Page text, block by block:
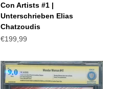
Con Artists #1 |
Unterschrieben Elias
Chatzoudis
Angebot
€199,99